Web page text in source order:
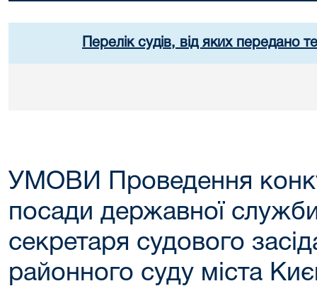
Перелік судів, від яких передано
УМОВИ Проведення
посади державної служби
секретаря судового
районного суду міста